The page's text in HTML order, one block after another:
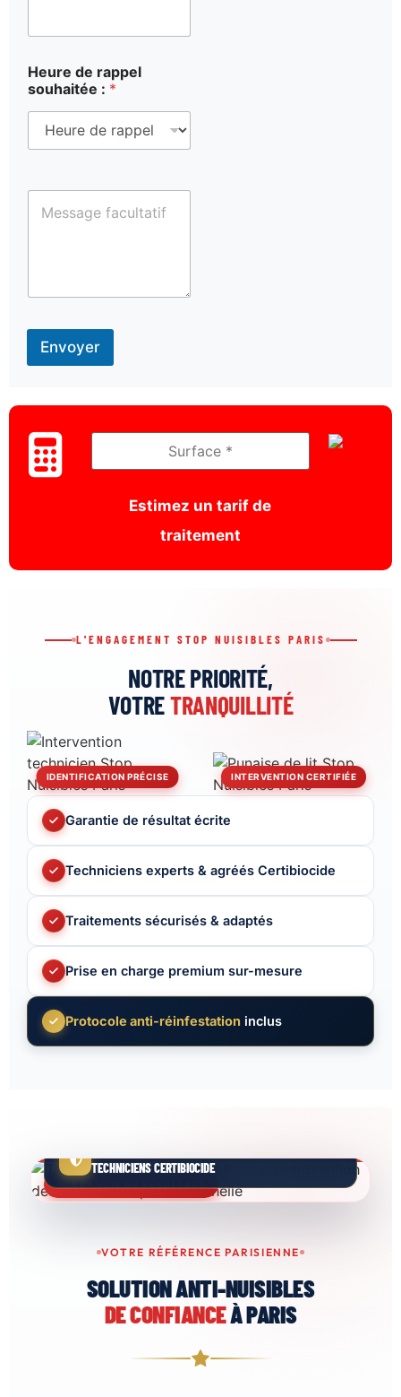
Heure de rappel
souhaitée : *
Envoyer
Estimez un tarif de
traitement
L'ENGAGEMENT STOP NUISIBLES PARIS
NOTRE PRIORITÉ,
VOTRETRANQUILLITÉ
IDENTIFICATION PRÉCISE INTERVENTION CERTIFIÉE
Garantie de résultat écrite
Techniciens experts & agréés Certibiocide
Traitements sécurisés & adaptés
Prise en charge premium sur-mesure
Protocole anti-réinfestation inclus
TECHNICIENS CERTIBIOCIDE
VOTRE RÉFÉRENCE PARISIENNE
SOLUTION ANTI-NUISIBLES
DE CONFIANCEÀ PARIS